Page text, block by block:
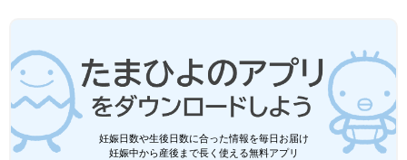
妊娠日数や生後日数に合った情報を毎日お届け
妊娠中から産後まで長く使える無料アプリ